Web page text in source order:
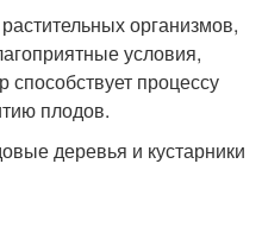
организмов,
условия,
процессу
плодов.
деревья и кустарники